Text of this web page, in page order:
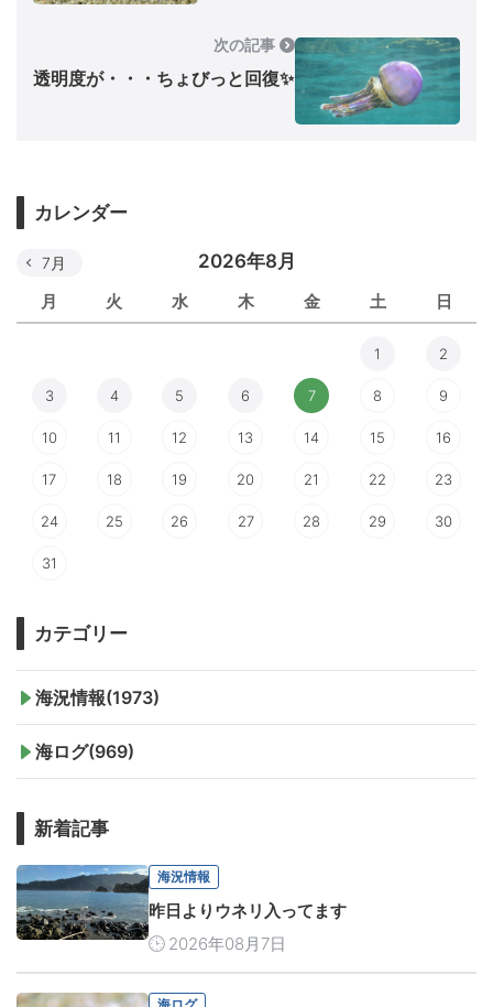
次の記事
透明度が・・・ちょびっと回復✨
カレンダー
2026年8月
月 火 水 木 金 土 日
7月
1 2
3 4 5 6 7 8 9
10 11 12 13 14 15 16
17 18 19 20 21 22 23
24 25 26 27 28 29 30
31
カテゴリー
海況情報(1973)
海ログ(969)
新着記事
海況情報
昨日よりウネリ入ってます
2026年08月7日